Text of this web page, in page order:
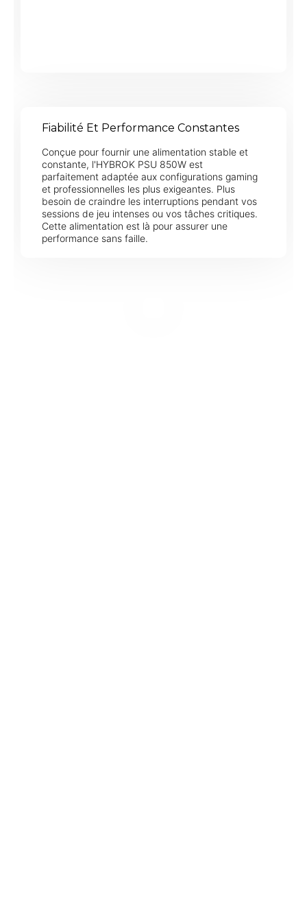
Fiabilité Et Performance Constantes
Conçue pour fournir une alimentation stable et
constante, l'HYBROK PSU 850W est
parfaitement adaptée aux configurations gaming
et professionnelles les plus exigeantes. Plus
besoin de craindre les interruptions pendant vos
sessions de jeu intenses ou vos tâches critiques.
Cette alimentation est là pour assurer une
performance sans faille.